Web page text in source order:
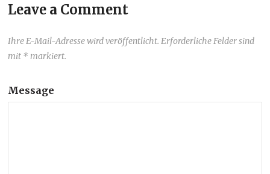
Leave a Comment
Ihre E-Mail-Adresse wird veröffentlicht. Erforderliche Felder sind
mit * markiert.
Message